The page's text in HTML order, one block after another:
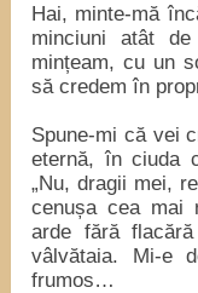
Hai, minte-mă
minciuni atât
mințeam, cu un
să credem în
Spune-mi că vei
eternă, în ciuda
„Nu, dragii mei,
cenușa cea mai
arde fără
vâlvătaia. Mi-e
frumos…